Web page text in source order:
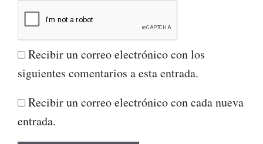
Recibir un correo electrónico con los
siguientes comentarios a esta entrada.
Recibir un correo electrónico con cada nueva
entrada.